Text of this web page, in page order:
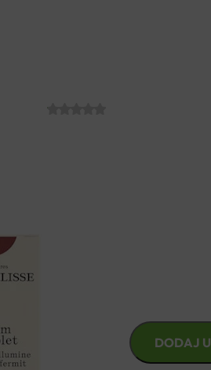
DODAJ